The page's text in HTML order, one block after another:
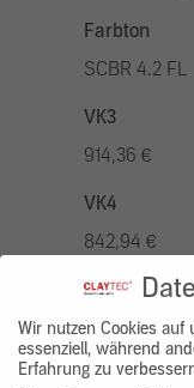
Farbton
SCBR 4.2 FL
VK3
914,36 €
VK4
842,94 €
VK5
1042,96 €
VK7
Wir nutzen Cookies auf
essenziell, während
Erfahrung zu